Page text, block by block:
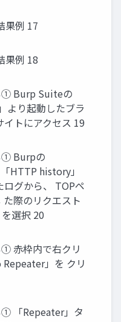
果例 17
果例 18
① Burp Suiteの
より起動したブラ
イトにアクセス 19
① Burpの
HTTP history」
ログから、 TOPペ
際のリクエスト
選択 20
⾚枠内で右クリ
」を クリ
「Repeater」タ